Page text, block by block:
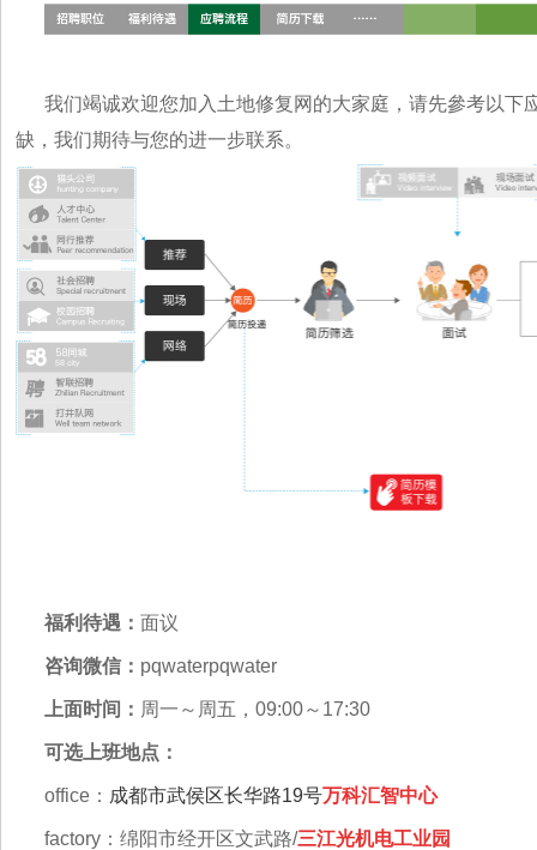
我们竭诚欢迎您加入土地修复网的大家庭，请先參考以下
缺，我们期待与您的进一步联系。
福利待遇： 面议
咨询微信： pqwaterpqwater
上面时间： 周一～周五，09:00～17:30
可选上班地点：
office： 成都市武侯区长华路19号万科汇智中心
factory：绵阳市经开区文武路/三江光机电工业园